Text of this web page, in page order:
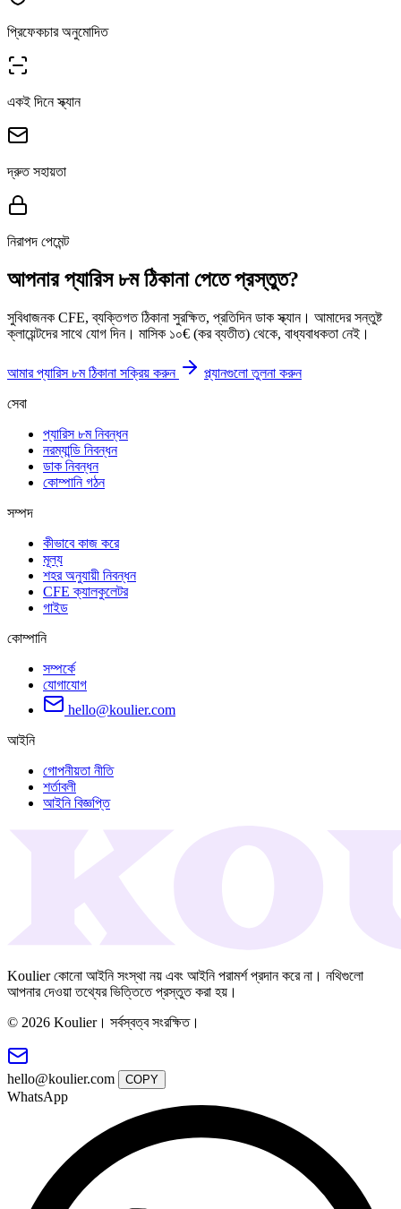
প্রিফেকচার অনুমোদিত
একই দিনে স্ক্যান
দ্রুত সহায়তা
নিরাপদ পেমেন্ট
আপনার প্যারিস ৮ম ঠিকানা পেতে প্রস্তুত?
সুবিধাজনক CFE, ব্যক্তিগত ঠিকানা সুরক্ষিত, প্রতিদিন ডাক স্ক্যান। আমাদের সন্তুষ্ট
ক্লায়েন্টদের সাথে যোগ দিন। মাসিক ১০€ (কর ব্যতীত) থেকে, বাধ্যবাধকতা নেই।
আমার প্যারিস ৮ম ঠিকানা সক্রিয় করুন
প্ল্যানগুলো তুলনা করুন
সেবা
প্যারিস ৮ম নিবন্ধন
নরম্যান্ডি নিবন্ধন
ডাক নিবন্ধন
কোম্পানি গঠন
সম্পদ
কীভাবে কাজ করে
মূল্য
শহর অনুযায়ী নিবন্ধন
CFE ক্যালকুলেটর
গাইড
কোম্পানি
সম্পর্কে
যোগাযোগ
hello@koulier.com
আইনি
গোপনীয়তা নীতি
শর্তাবলী
আইনি বিজ্ঞপ্তি
Koulier কোনো আইনি সংস্থা নয় এবং আইনি পরামর্শ প্রদান করে না। নথিগুলো
আপনার দেওয়া তথ্যের ভিত্তিতে প্রস্তুত করা হয়।
© 2026 Koulier। সর্বস্বত্ব সংরক্ষিত।
hello@koulier.com COPY
WhatsApp